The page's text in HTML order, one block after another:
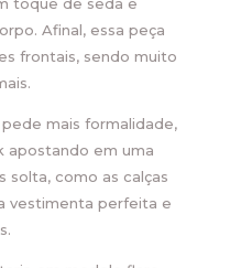
Afinal, essa peça
frontais, sendo muito
mais formalidade,
apostando em uma
solta, como as calças
vestimenta perfeita e